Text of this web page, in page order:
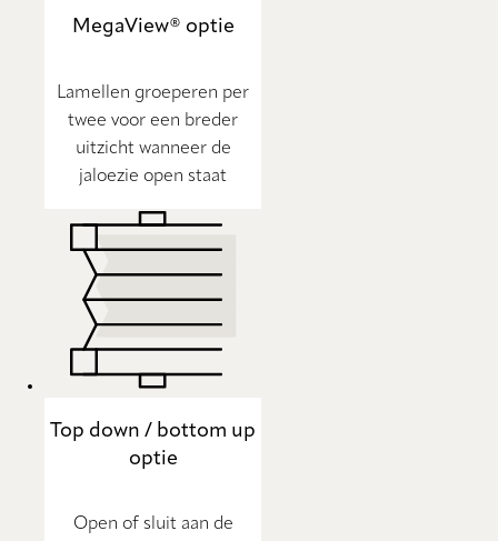
MegaView® optie
Lamellen groeperen per
twee voor een breder
uitzicht wanneer de
jaloezie open staat
Top down / bottom up
optie
Open of sluit aan de